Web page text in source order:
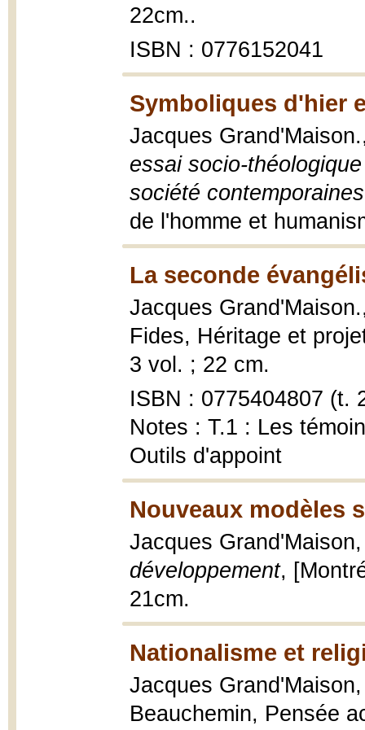
22cm..
ISBN : 0776152041
Symboliques d'hier
Jacques
essai socio-
société contemporaines
de l'homme et
La seconde
Jacques
Fides, Héritage et
3 vol. ; 22 cm.
ISBN : 0775404807 (t.
Notes : T.1 : Les
Outils d'appoint
Nouveaux modèles
Jacques
développement,
21cm.
Nationalisme et
Jacques
Beauchemin, Pensée